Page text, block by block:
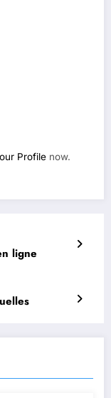
Profile now.
ligne